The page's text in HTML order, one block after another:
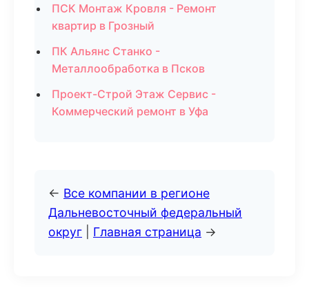
ПСК Монтаж Кровля - Ремонт
квартир в Грозный
ПК Альянс Станко -
Металлообработка в Псков
Проект-Строй Этаж Сервис -
Коммерческий ремонт в Уфа
← Все компании в регионе
Дальневосточный федеральный
округ
Главная страница →